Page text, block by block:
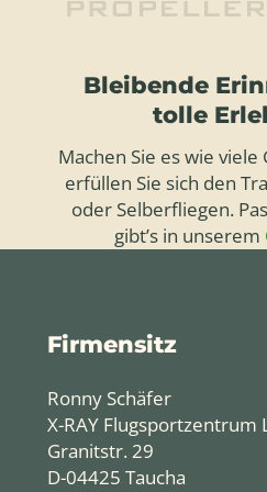
Bleibende
tolle
Machen Sie es wie
erfüllen Sie sich den
oder Selberfliegen.
gibt’s in unserem
Firmensitz
Ronny Schäfer
X-RAY Flugsportzentrum
Granitstr. 29
D-04425 Taucha